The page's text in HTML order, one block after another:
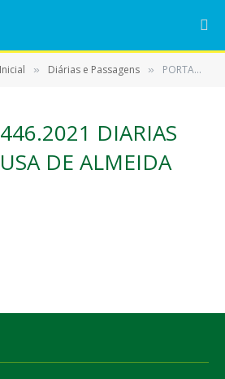
» Diárias e Passagens » PORTARIA 446.2021 DIARIAS RAFAEL SOUSA DE ALMEIDA
DIARIAS
DE ALMEIDA